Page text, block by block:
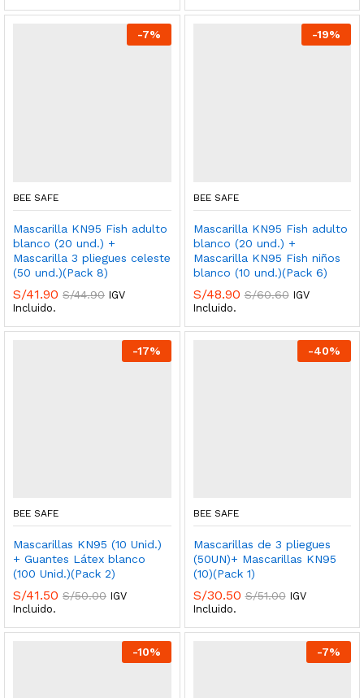
-7%
BEE SAFE
Mascarilla KN95 Fish adulto
blanco (20 und.) +
Mascarilla 3 pliegues celeste
(50 und.)(Pack 8)
S/41.90 S/44.90 IGV
Incluido.
-19%
BEE SAFE
Mascarilla KN95 Fish adulto
blanco (20 und.) +
Mascarilla KN95 Fish niños
blanco (10 und.)(Pack 6)
S/48.90 S/60.60 IGV
Incluido.
-17%
BEE SAFE
Mascarillas KN95 (10 Unid.)
+ Guantes Látex blanco
(100 Unid.)(Pack 2)
S/41.50 S/50.00 IGV
Incluido.
-40%
BEE SAFE
Mascarillas de 3 pliegues
(50UN)+ Mascarillas KN95
(10)(Pack 1)
S/30.50 S/51.00 IGV
Incluido.
-10% -7%